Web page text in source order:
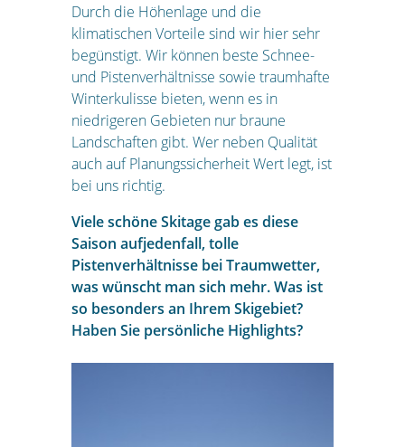
Durch die Höhenlage und die
klimatischen Vorteile sind wir hier sehr
begünstigt. Wir können beste Schnee-
und Pistenverhältnisse sowie traumhafte
Winterkulisse bieten, wenn es in
niedrigeren Gebieten nur braune
Landschaften gibt. Wer neben Qualität
auch auf Planungssicherheit Wert legt, ist
bei uns richtig.
Viele schöne Skitage gab es diese
Saison aufjedenfall, tolle
Pistenverhältnisse bei Traumwetter,
was wünscht man sich mehr. Was ist
so besonders an Ihrem Skigebiet?
Haben Sie persönliche Highlights?